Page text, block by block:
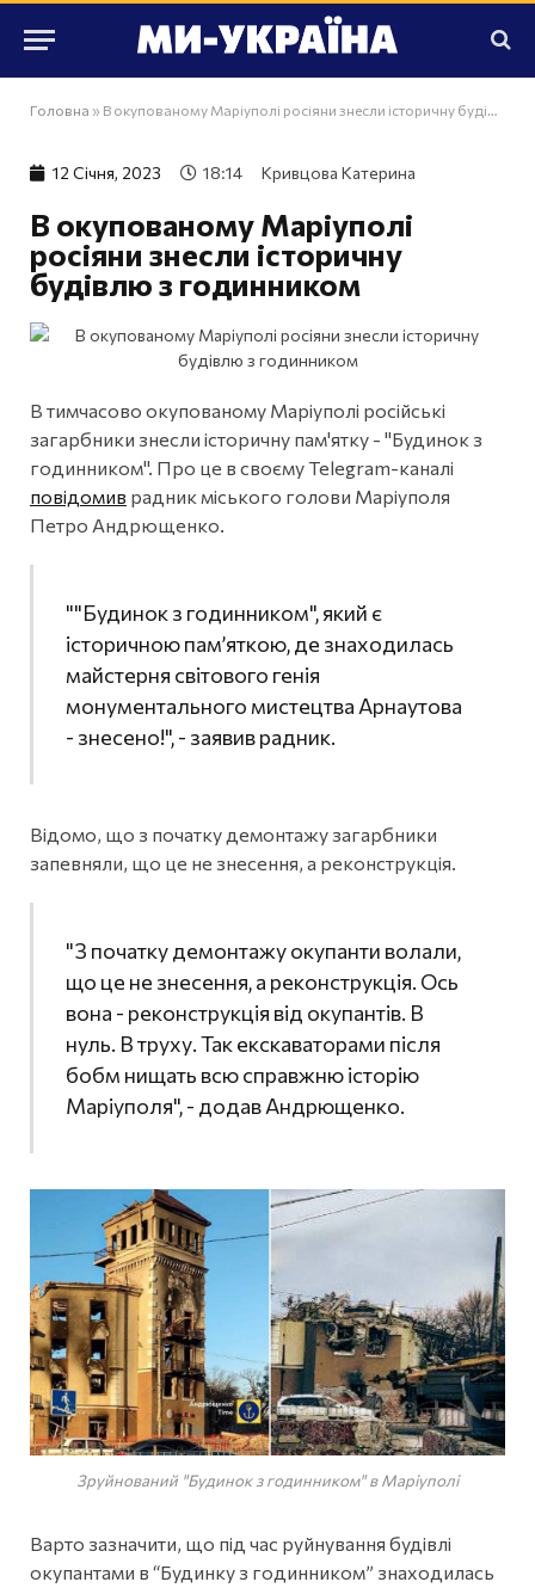
Головна » В окупованому Маріуполі росіяни знесли історичну будівлю з годинником
12 Сiчня, 2023 18:14 Кривцова Катерина
В окупованому Маріуполі
росіяни знесли історичну
будівлю з годинником
В тимчасово окупованому Маріуполі російські
загарбники знесли історичну пам'ятку - "Будинок з
годинником". Про це в своєму Telegram-каналі
повідомив радник міського голови Маріуполя
Петро Андрющенко.
""Будинок з годинником", який є
історичною пам’яткою, де знаходилась
майстерня світового генія
монументального мистецтва Арнаутова
- знесено!", - заявив радник.
Відомо, що з початку демонтажу загарбники
запевняли, що це не знесення, а реконструкція.
"З початку демонтажу окупанти волали,
що це не знесення, а реконструкція. Ось
вона - реконструкція від окупантів. В
нуль. В труху. Так екскаваторами після
бобм нищать всю справжню історію
Маріуполя", - додав Андрющенко.
Зруйнований "Будинок з годинником" в Маріуполі
Варто зазначити, що під час руйнування будівлі
окупантами в “Будинку з годинником” знаходилась